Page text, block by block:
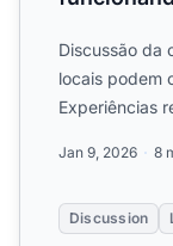
Discussão da
locais podem
Experiências
Jan 9, 2026 8
Discussion